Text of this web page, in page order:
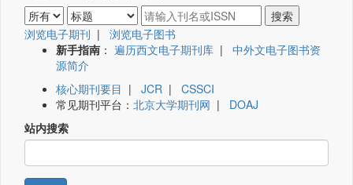
浏览电子期刊 | 浏览电子图书
新手指南 ： 遍历西文电子期刊库 | 中外文电子图书资
源简介
核心期刊要目 | JCR | CSSCI
常见期刊平台： 北京大学期刊网 | DOAJ
站内搜索